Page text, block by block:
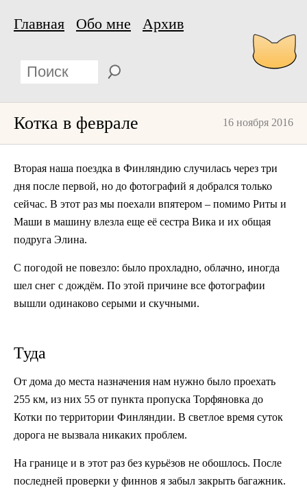
Главная Обо мне Архив
16 ноября 2016
Котка в феврале
Вторая наша поездка в Финляндию случилась через три
дня после первой, но до фотографий я добрался только
сейчас. В этот раз мы поехали впятером – помимо Риты и
Маши в машину влезла еще её сестра Вика и их общая
подруга Элина.
С погодой не повезло: было прохладно, облачно, иногда
шел снег с дождём. По этой причине все фотографии
вышли одинаково серыми и скучными.
Туда
От дома до места назначения нам нужно было проехать
255 км, из них 55 от пункта пропуска Торфяновка до
Котки по территории Финляндии. В светлое время суток
дорога не вызвала никаких проблем.
На границе и в этот раз без курьёзов не обошлось. После
последней проверки у финнов я забыл закрыть багажник.